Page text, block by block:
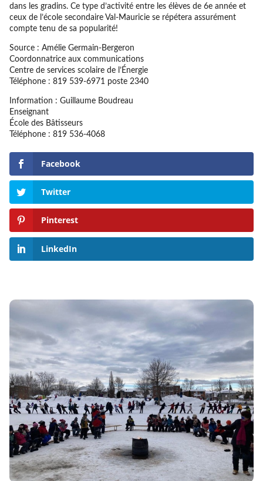
dans les gradins. Ce type d’activité entre les élèves de 6e année et
ceux de l’école secondaire Val-Mauricie se répétera assurément
compte tenu de sa popularité!
Source : Amélie Germain-Bergeron
Coordonnatrice aux communications
Centre de services scolaire de l’Énergie
Téléphone : 819 539-6971 poste 2340
Information : Guillaume Boudreau
Enseignant
École des Bâtisseurs
Téléphone : 819 536-4068
Facebook
Twitter
Pinterest
LinkedIn